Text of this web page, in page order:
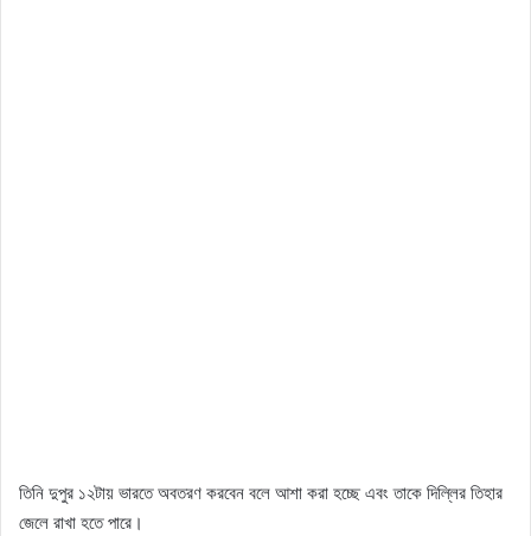
তিনি দুপুর ১২টায় ভারতে অবতরণ করবেন বলে আশা করা হচ্ছে এবং তাকে দিল্লির তিহার
জেলে রাখা হতে পারে।